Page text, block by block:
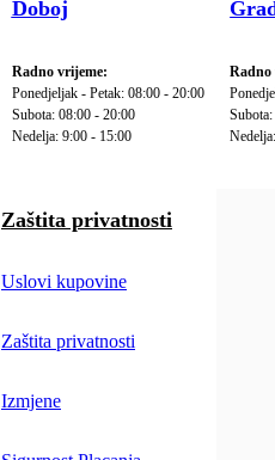
Doboj
Radno vrijeme:
Ponedjeljak - Petak: 08:00 - 20:00
Subota: 08:00 - 20:00
Nedelja: 9:00 - 15:00
Radno
Zaštita privatnosti
Uslovi kupovine
Zaštita privatnosti
Izmjene